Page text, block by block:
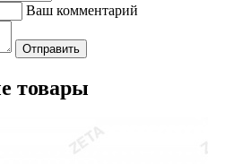
Ваш комментарий
Отправить
товары